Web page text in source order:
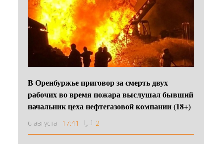
В Оренбуржье приговор за смерть двух
рабочих во время пожара выслушал бывший
начальник цеха нефтегазовой компании (18+)
6 августа 17:41 2